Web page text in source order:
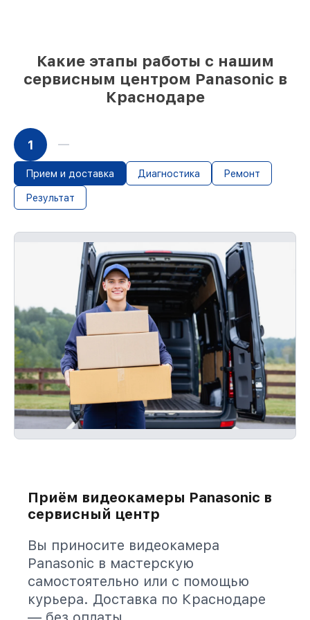
Ответственность за вашу технику
Мы обеспечиваем качество сервиса и
возмещаем убытки.
Срок гарантии до 36 месяцев на сервис
устройств
Если у вас есть чек и гарантийный
талон, мы починим устройство повторно
Какие этапы работы с нашим
сервисным центром Panasonic в
Краснодаре
1
Прием и доставка Диагностика Ремонт
Результат
Приём видеокамеры Panasonic в
сервисный центр
Вы приносите видеокамера
Panasonic в мастерскую
самостоятельно или с помощью
курьера. Доставка по Краснодаре